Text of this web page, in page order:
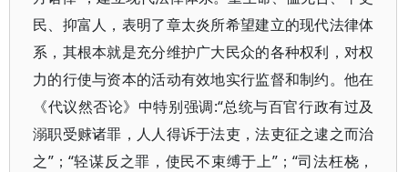
民、抑富人，表明了章太炎所希望建立的现代法律体
系，其根本就是充分维护广大民众的各种权利，对权
力的行使与资本的活动有效地实行监督和制约。他在
《代议然否论》中特别强调:“总统与百官行政有过及
溺职受赇诸罪，人人得诉于法吏，法吏征之逮之而治
之”；“轻谋反之罪，使民不束缚于上”；“司法枉桡，